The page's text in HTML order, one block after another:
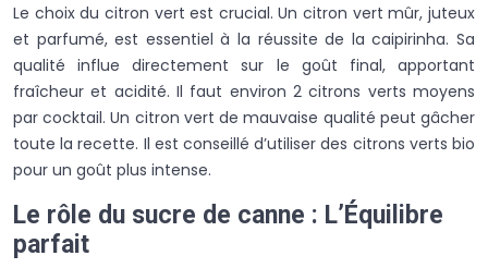
Le choix du citron vert est crucial. Un citron vert mûr, juteux
et parfumé, est essentiel à la réussite de la caipirinha. Sa
qualité influe directement sur le goût final, apportant
fraîcheur et acidité. Il faut environ 2 citrons verts moyens
par cocktail. Un citron vert de mauvaise qualité peut gâcher
toute la recette. Il est conseillé d’utiliser des citrons verts bio
pour un goût plus intense.
Le rôle du sucre de canne : L’Équilibre
parfait